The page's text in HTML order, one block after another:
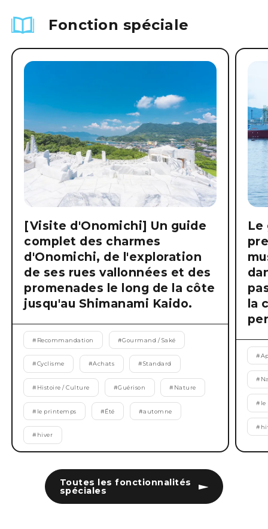
Fonction spéciale
Toutes les fonctionnalités
spéciales
[Visite d'Onomichi] Un guide
complet des charmes
d'Onomichi, de l'exploration
de ses rues vallonnées et des
promenades le long de la côte
jusqu'au Shimanami Kaido.
# Recommandation #Gourmand / Saké
#Cyclisme #Achats #Standard
# Histoire / Culture #Guérison # Nature
# le printemps #Été #automne
# hiver
Le
la
#
#
# le
#